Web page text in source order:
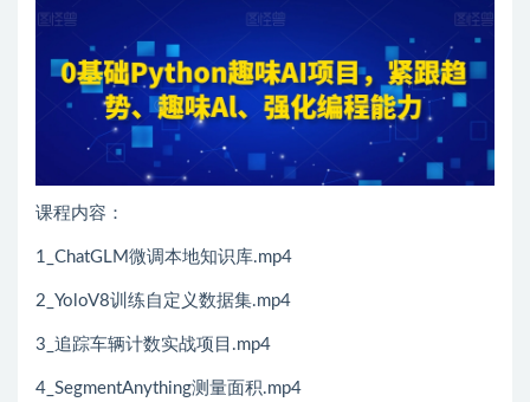
课程内容：
1_ChatGLM微调本地知识库.mp4
2_YoloV8训练自定义数据集.mp4
3_追踪车辆计数实战项目.mp4
4_SegmentAnything测量面积.mp4